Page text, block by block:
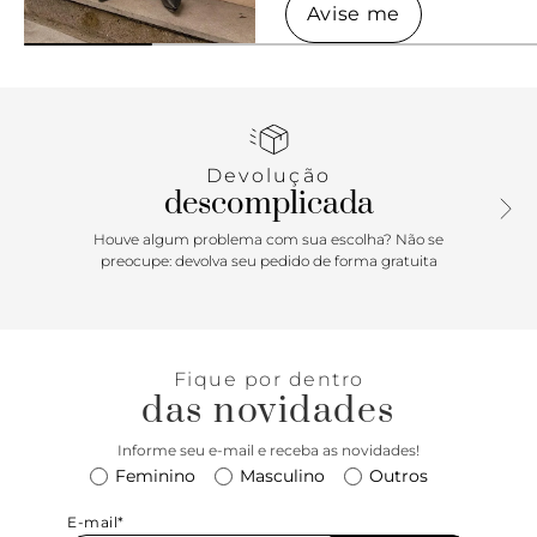
Avise me
Avise me
Devolução
descomplicada
Houve algum problema com sua escolha? Não se
preocupe: devolva seu pedido de forma gratuita
Fique por dentro
das novidades
Informe seu e-mail e receba as novidades!
Feminino Masculino Outros
E-mail*